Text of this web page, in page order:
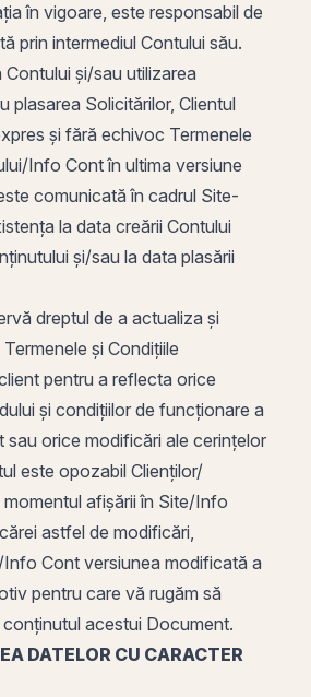
în vigoare, este responsabil de
prin intermediul Contului său.
Contului și/sau utilizarea
plasarea Solicitărilor, Clientul
și fără echivoc Termenele
Info Cont în ultima versiune
comunicată în cadrul Site-
la data creării Contului
și/sau la data plasării
dreptul de a actualiza și
și Condițiile
pentru a reflecta orice
și condițiilor de funcționare a
sau orice modificări ale cerințelor
este opozabil Clienților/
afișării în Site/Info
astfel de modificări,
Cont versiunea modificată a
pentru care vă rugăm să
acestui Document.
DATELOR CU CARACTER